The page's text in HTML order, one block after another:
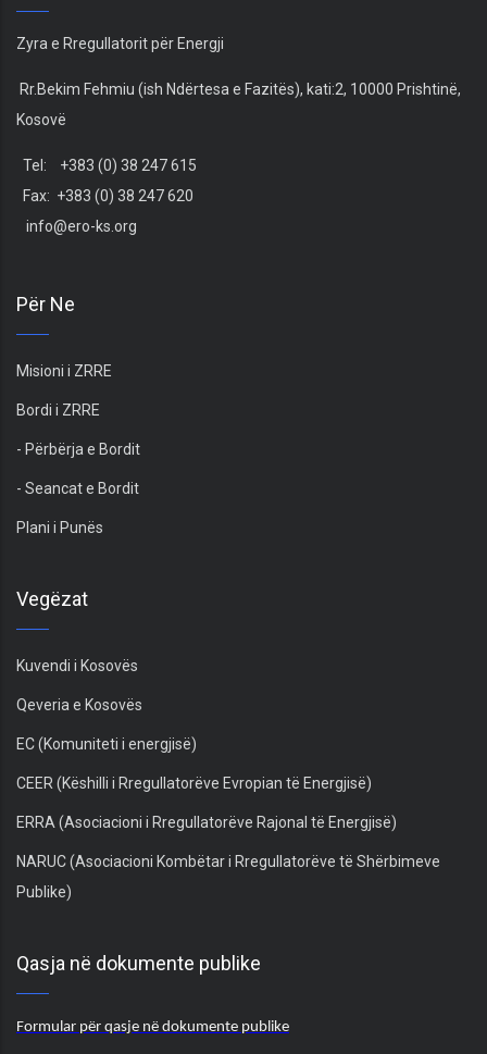
Zyra e Rregullatorit për Energji
Rr.Bekim Fehmiu (ish Ndërtesa e Fazitës), kati:2, 10000 Prishtinë,
Kosovë
Tel: +383 (0) 38 247 615
Fax: +383 (0) 38 247 620
info@ero-ks.org
Për Ne
Misioni i ZRRE
Bordi i ZRRE
- Përbërja e Bordit
- Seancat e Bordit
Plani i Punës
Vegëzat
Kuvendi i Kosovës
Qeveria e Kosovës
EC (Komuniteti i energjisë)
CEER (Këshilli i Rregullatorëve Evropian të Energjisë)
ERRA (Asociacioni i Rregullatorëve Rajonal të Energjisë)
NARUC (Asociacioni Kombëtar i Rregullatorëve të Shërbimeve
Publike)
Qasja në dokumente publike
Formular për qasje në dokumente publike